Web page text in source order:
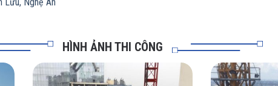
HÌNH ẢNH THI CÔNG